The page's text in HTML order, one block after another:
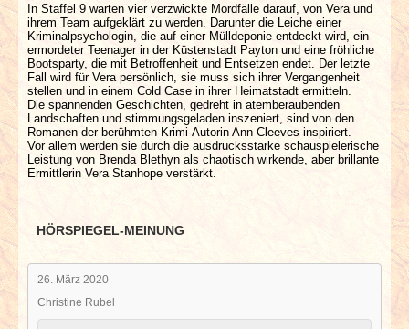
In Staffel 9 warten vier verzwickte Mordfälle darauf, von Vera und
ihrem Team aufgeklärt zu werden. Darunter die Leiche einer
Kriminalpsychologin, die auf einer Mülldeponie entdeckt wird, ein
ermordeter Teenager in der Küstenstadt Payton und eine fröhliche
Bootsparty, die mit Betroffenheit und Entsetzen endet. Der letzte
Fall wird für Vera persönlich, sie muss sich ihrer Vergangenheit
stellen und in einem Cold Case in ihrer Heimatstadt ermitteln.
Die spannenden Geschichten, gedreht in atemberaubenden
Landschaften und stimmungsgeladen inszeniert, sind von den
Romanen der berühmten Krimi-Autorin Ann Cleeves inspiriert.
Vor allem werden sie durch die ausdrucksstarke schauspielerische
Leistung von Brenda Blethyn als chaotisch wirkende, aber brillante
Ermittlerin Vera Stanhope verstärkt.
HÖRSPIEGEL-MEINUNG
26. März 2020
Christine Rubel